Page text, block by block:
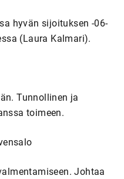
hyvän sijoituksen -06-
(Laura Kalmari).
Tunnollinen ja
toimeen.
Johtaa